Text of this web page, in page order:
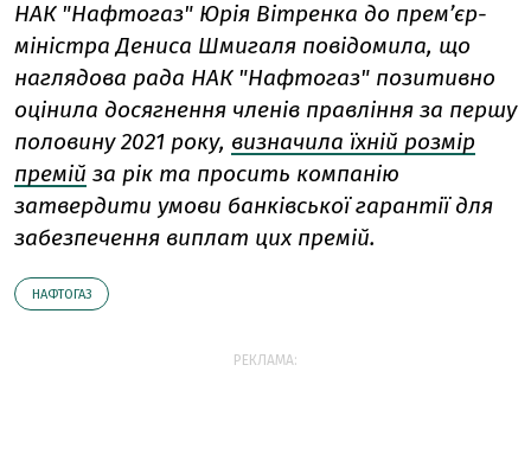
НАК "Нафтогаз" Юрія Вітренка до прем’єр-
міністра Дениса Шмигаля повідомила, що
наглядова рада НАК "Нафтогаз" позитивно
оцінила досягнення членів правління за першу
половину 2021 року, визначила їхній розмір
премій за рік та просить компанію
затвердити умови банківської гарантії для
забезпечення виплат цих премій.
НАФТОГАЗ
РЕКЛАМА: